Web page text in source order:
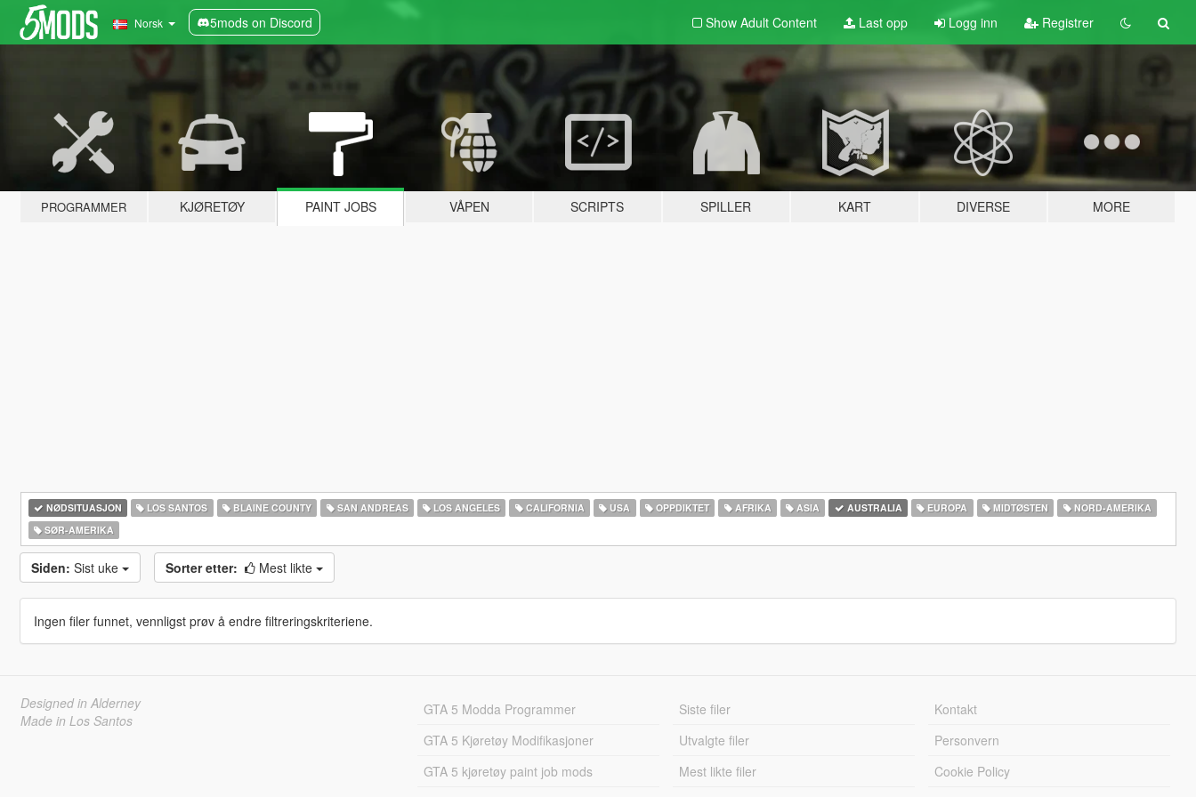
Norsk 5mods on Discord Show Adult Content Last opp Logg inn Registrer
PROGRAMMER KJØRETØY PAINT JOBS VÅPEN SCRIPTS SPILLER KART DIVERSE MORE
NØDSITUASJON LOS SANTOS BLAINE COUNTY SAN ANDREAS LOS ANGELES CALIFORNIA USA OPPDIKTET AFRIKA ASIA AUSTRALIA EUROPA MIDTØSTEN
NORD-AMERIKA‎
SØR-AMERIKA‎
Siden: Sist uke Sorter etter: Mest likte
Ingen filer funnet, vennligst prøv å endre filtreringskriteriene.
Designed in Alderney
Made in Los Santos
GTA 5 Modda Programmer
GTA 5 Kjøretøy Modifikasjoner
GTA 5 kjøretøy paint job mods
Siste filer
Utvalgte filer
Mest likte filer
Kontakt
Personvern
Cookie Policy